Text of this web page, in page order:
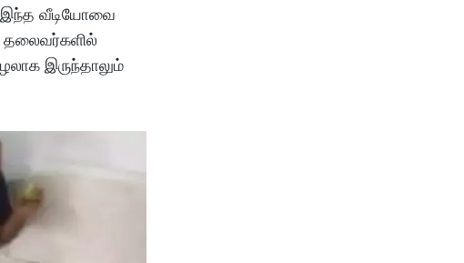
இந்த வீடியோவை
தலைவர்களில்
இருந்தாலும்